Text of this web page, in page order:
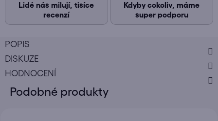
Lidé nás milují, tisíce
recenzí
Kdyby cokoliv, máme
super podporu
POPIS
DISKUZE
HODNOCENÍ
Podobné produkty